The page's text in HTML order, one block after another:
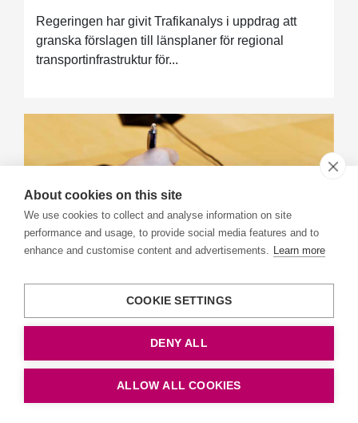
About cookies on this site
We use cookies to collect and analyse information on site
performance and usage, to provide social media features and to
enhance and customise content and advertisements. Learn more
COOKIE SETTINGS
DENY ALL
ALLOW ALL COOKIES
Regeringen har givit Trafikanalys i uppdrag att
granska förslagen till länsplaner för regional
transportinfrastruktur för...
Kvalitetsgranska Trafikverkets
åtgärdsplanering
Trafikanalys har redovisat sitt uppdrag att
kvalitetsgranska förslag i Trafikverkets
åtgärdsplanering genom att granska de...